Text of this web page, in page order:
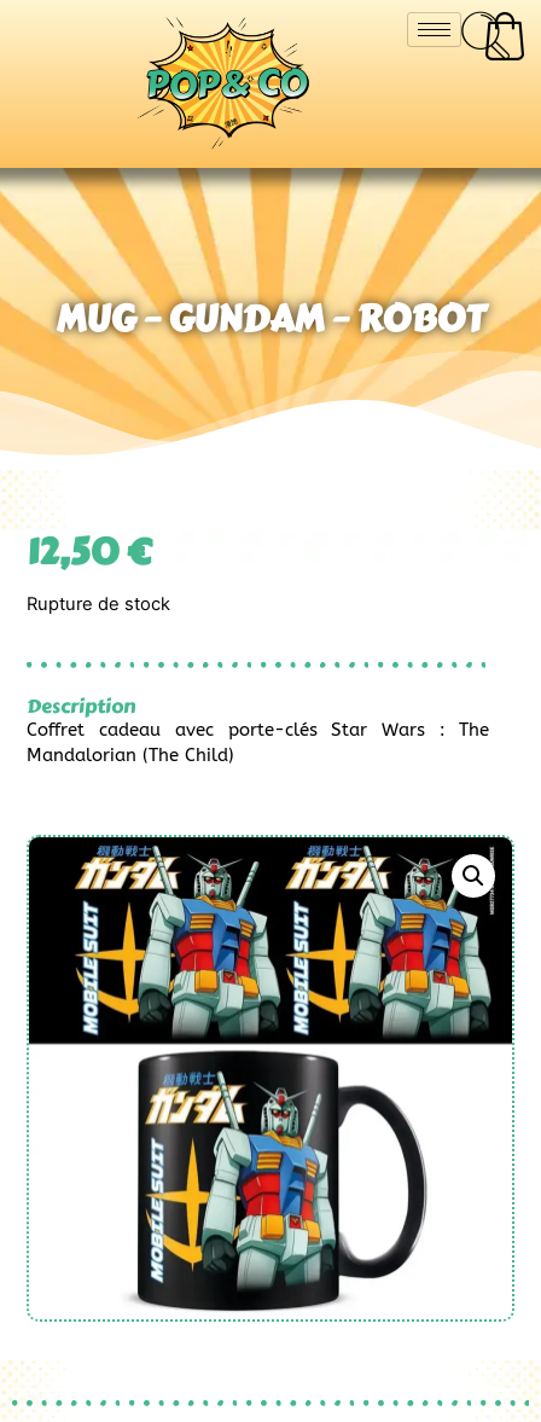
MUG – GUNDAM – ROBOT
12,50€
Rupture de stock
Description
Coffret cadeau avec porte-clés Star Wars : The
Mandalorian (The Child)